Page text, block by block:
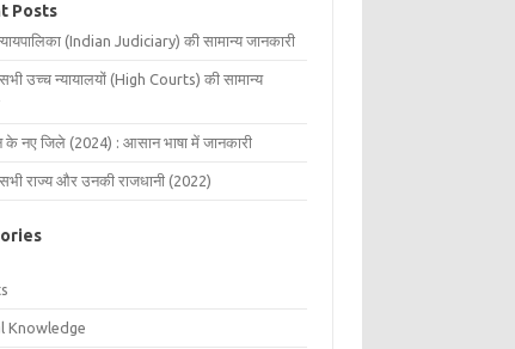
Posts
(Indian Judiciary) की सामान्य जानकारी
उच्च न्यायालयों (High Courts) की सामान्य
के नए जिले (2024) : आसान भाषा में जानकारी
राज्य और उनकी राजधानी (2022)
Knowledge